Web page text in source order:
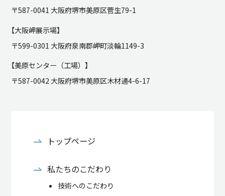
〒587-0041 大阪府堺市美原区菅生79-1
【大阪岬展示場】
〒599-0301 大阪府泉南郡岬町淡輪1149-3
【美原センター（工場）】
〒587-0042 大阪府堺市美原区木材通4-6-17
トップページ
私たちのこだわり
技術へのこだわり